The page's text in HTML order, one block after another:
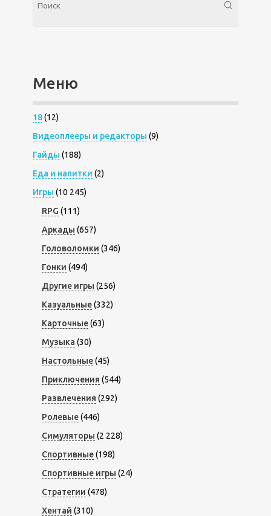
Меню
18(12)
Видеоплееры и редакторы (9)
Гайды (188)
Еда и напитки (2)
Игры (10 245)
RPG (111)
Аркады (657)
Головоломки (346)
Гонки (494)
Другие игры (256)
Казуальные(332)
Карточные(63)
Музыка (30)
Настольные(45)
Приключения (544)
Развлечения (292)
Ролевые(446)
Симуляторы (2 228)
Спортивные(198)
Спортивные игры (24)
Стратегии (478)
Хентай (310)